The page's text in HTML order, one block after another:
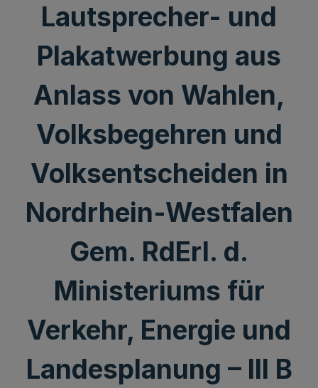
Lautsprecher- und
Plakatwerbung aus
Anlass von Wahlen,
Volksbegehren und
Volksentscheiden in
Nordrhein-Westfalen
Gem. RdErl. d.
Ministeriums für
Verkehr, Energie und
Landesplanung – III B